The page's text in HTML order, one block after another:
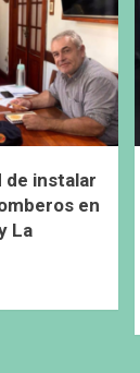
de instalar
en
La